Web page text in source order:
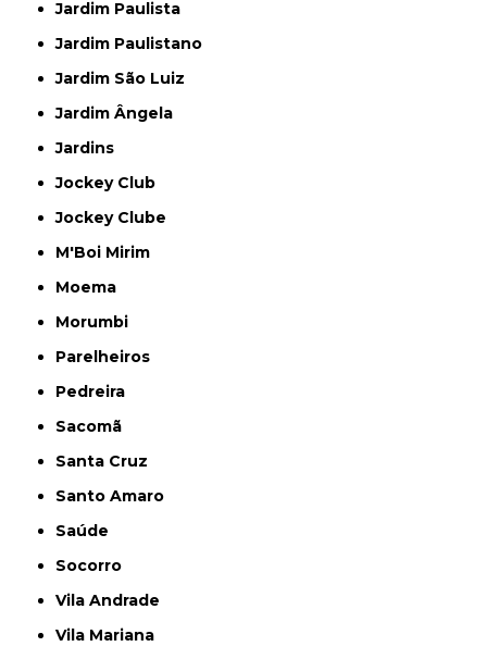
Jardim Paulista
Jardim Paulistano
Jardim São Luiz
Jardim Ângela
Jardins
Jockey Club
Jockey Clube
M'Boi Mirim
Moema
Morumbi
Parelheiros
Pedreira
Sacomã
Santa Cruz
Santo Amaro
Saúde
Socorro
Vila Andrade
Vila Mariana